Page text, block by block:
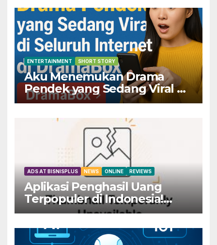
ENTERTAINMENT SHORT STORY
Aku Menemukan Drama
Pendek yang Sedang Viral di
Seluruh Internet di
ADS AT BISNISPLUS NEWS ONLINE REVIEWS
Aplikasi Penghasil Uang
Terpopuler di Indonesia!
Dapatkan Rp800 Sekarang